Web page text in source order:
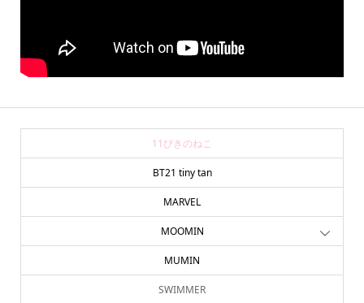
11ぴきのねこ
BT21 tiny tan
MARVEL
MOOMIN
MUMIN
SWIMMER